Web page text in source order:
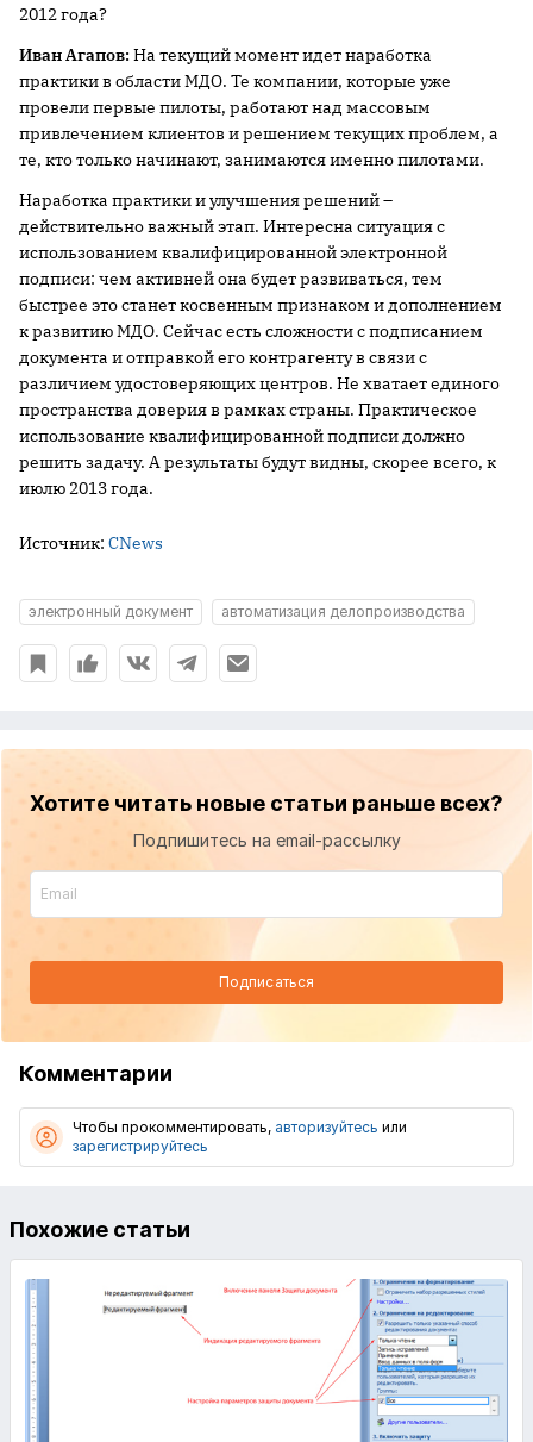
2012 года?
Иван Агапов:На текущий момент идет наработка
практики в области МДО. Те компании, которые уже
провели первые пилоты, работают над массовым
привлечением клиентов и решением текущих проблем, а
те, кто только начинают, занимаются именно пилотами.
Наработка практики и улучшения решений –
действительно важный этап. Интересна ситуация с
использованием квалифицированной электронной
подписи: чем активней она будет развиваться, тем
быстрее это станет косвенным признаком и дополнением
к развитию МДО. Сейчас есть сложности с подписанием
документа и отправкой его контрагенту в связи с
различием удостоверяющих центров. Не хватает единого
пространства доверия в рамках страны. Практическое
использование квалифицированной подписи должно
решить задачу. А результаты будут видны, скорее всего, к
июлю 2013 года.
Источник: CNews
электронный документ автоматизация делопроизводства
Хотите читать новые статьи раньше всех?
Подпишитесь на email-рассылку
Подписаться
Комментарии
Чтобы прокомментировать, авторизуйтесь или
зарегистрируйтесь
Похожие статьи